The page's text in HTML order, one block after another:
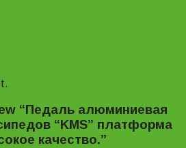
“Педаль алюминиевая
“KMS” платформа
качество.”